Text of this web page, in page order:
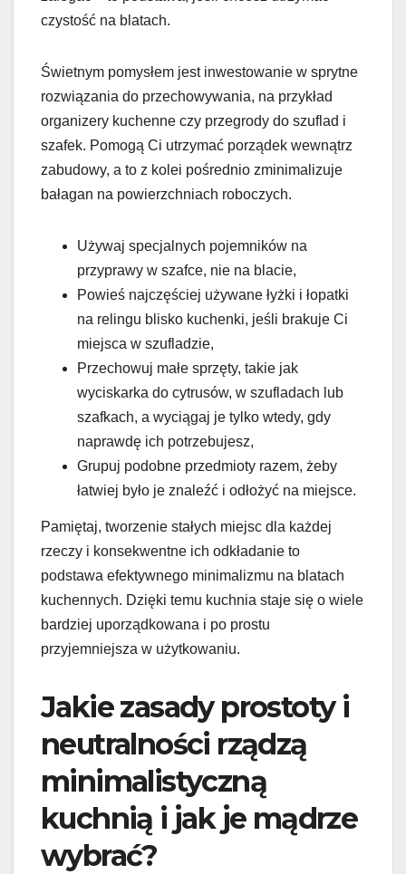
czystość na blatach.
Świetnym pomysłem jest inwestowanie w sprytne
rozwiązania do przechowywania, na przykład
organizery kuchenne czy przegrody do szuflad i
szafek. Pomogą Ci utrzymać porządek wewnątrz
zabudowy, a to z kolei pośrednio zminimalizuje
bałagan na powierzchniach roboczych.
Używaj specjalnych pojemników na
przyprawy w szafce, nie na blacie,
Powieś najczęściej używane łyżki i łopatki
na relingu blisko kuchenki, jeśli brakuje Ci
miejsca w szufladzie,
Przechowuj małe sprzęty, takie jak
wyciskarka do cytrusów, w szufladach lub
szafkach, a wyciągaj je tylko wtedy, gdy
naprawdę ich potrzebujesz,
Grupuj podobne przedmioty razem, żeby
łatwiej było je znaleźć i odłożyć na miejsce.
Pamiętaj, tworzenie stałych miejsc dla każdej
rzeczy i konsekwentne ich odkładanie to
podstawa efektywnego minimalizmu na blatach
kuchennych. Dzięki temu kuchnia staje się o wiele
bardziej uporządkowana i po prostu
przyjemniejsza w użytkowaniu.
Jakie zasady prostoty i
neutralności rządzą
minimalistyczną
kuchnią i jak je mądrze
wybrać?